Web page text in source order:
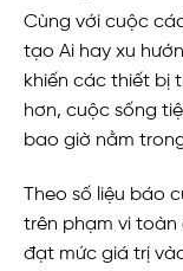
Cùng với cuộc
tạo Ai hay xu
khiến các thiết bị
hơn, cuộc sống
bao giờ nằm
Theo số liệu báo
trên phạm vi toàn
đạt mức giá trị